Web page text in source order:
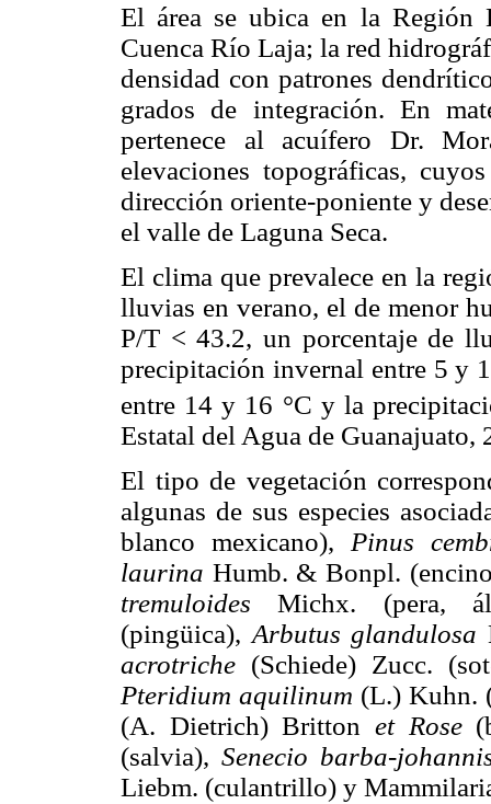
El área se ubica en la Región
Cuenca Río Laja; la red
densidad con patrones
grados de integración. En
pertenece al acuífero Dr.
elevaciones topográficas,
dirección oriente-poniente y
el valle de Laguna Seca.
El clima que prevalece en la
lluvias en verano, el de menor
P/T < 43.2, un porcentaje de
precipitación invernal entre 5 y
entre 14 y 16 °C y la
Estatal del Agua de Guanajuato,
El tipo de vegetación
algunas de sus especies
blanco mexicano), Pinus
laurina Humb. & Bonpl.
tremuloides Michx. (pera,
(pingüica), Arbutus glandulosa
acrotriche (Schiede) Zucc.
Pteridium aquilinum (L.) Kuhn.
(A. Dietrich) Britton et Rose
(salvia),Senecio barba-
Liebm. (culantrillo) y